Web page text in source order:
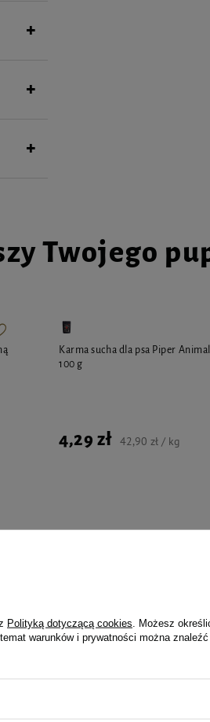
Twojego
Karma sucha dla psa Piper
100 g
4,29 zł 42,90 zł / kg
i
Polityką dotyczącą cookies . Możesz
warunków i prywatności można